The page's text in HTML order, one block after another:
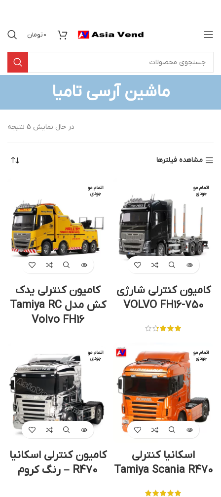
0تومان
ماشین آرسی تامیا
در حال نمایش 5 نتیجه
مشاهده فیلترها
اتمام مو
جودی
کامیون کنترلی شارژی
VOLVO FH16-750
اتمام مو
جودی
کامیون کنترلی یدک
کش مدل Tamiya RC
Volvo FH16
اتمام مو
جودی
اسکانیا کنترلی
Tamiya Scania R470
اتمام مو
جودی
کامیون کنترلی اسکانیا
R470 – رنگ کروم